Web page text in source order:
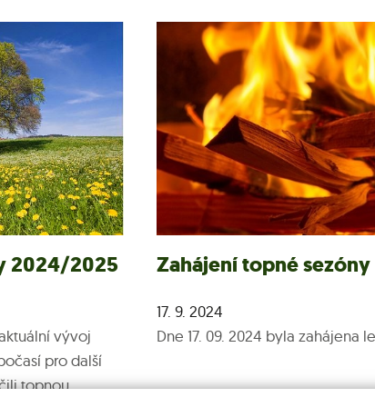
2024/2025
vývoj
pro další
topnou
Zahájení topné
17. 9. 2024
Dne 17. 09. 2024 byla zahájena